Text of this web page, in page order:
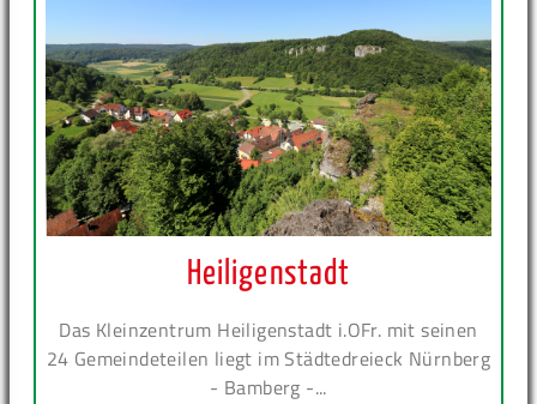
Heiligenstadt
Das Kleinzentrum Heiligenstadt i.OFr. mit seinen
24 Gemeindeteilen liegt im Städtedreieck Nürnberg
- Bamberg -...